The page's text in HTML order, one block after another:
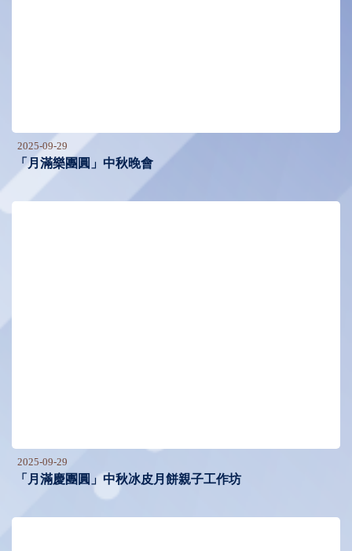
2025-09-29
「月滿樂團圓」中秋晚會
2025-09-29
「月滿慶團圓」中秋冰皮月餅親子工作坊